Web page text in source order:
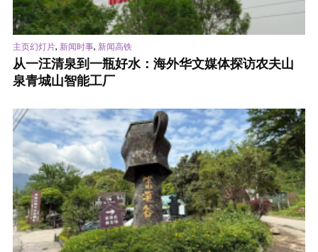
主页幻灯片, 新闻时事, 新闻高铁
从一汪清泉到一瓶好水：海外华文媒体探访农夫山
泉青城山智能工厂